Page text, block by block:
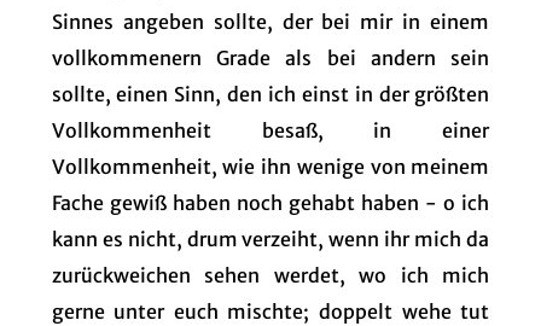
Sinnes angeben sollte, der bei mir in einem
vollkommenern Grade als bei andern sein
sollte, einen Sinn, den ich einst in der größten
Vollkommenheit besaß, in einer
Vollkommenheit, wie ihn wenige von meinem
Fache gewiß haben noch gehabt haben - o ich
kann es nicht, drum verzeiht, wenn ihr mich da
zurückweichen sehen werdet, wo ich mich
gerne unter euch mischte; doppelt wehe tut